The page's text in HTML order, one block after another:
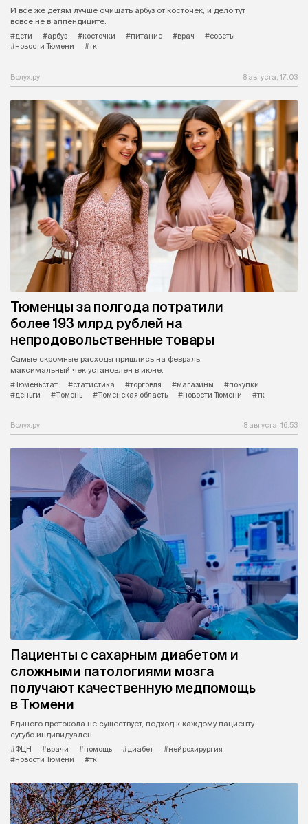
И все же детям лучше очищать арбуз от косточек, и дело тут
вовсе не в аппендиците.
#дети
#арбуз #косточки #питание #врач
#советы
#новости Тюмени
#тк
Вслух.ру 8 августа, 17:03
Тюменцы за полгода потратили
более 193 млрд рублей на
непродовольственные товары
Самые скромные расходы пришлись на февраль,
максимальный чек установлен в июне.
#Тюменьстат
#статистика #торговля #магазины
#покупки
#деньги
#Тюмень #Тюменская область #новости Тюмени #тк
Вслух.ру 8 августа, 16:53
Пациенты с сахарным диабетом и
сложными патологиями мозга
получают качественную медпомощь
в Тюмени
Единого протокола не существует, подход к каждому пациенту
сугубо индивидуален.
#ФЦН
#врачи #помощь #диабет
#нейрохирургия
#новости Тюмени
#тк